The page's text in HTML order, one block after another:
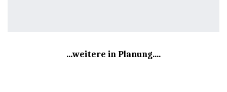
...weitere in Planung....